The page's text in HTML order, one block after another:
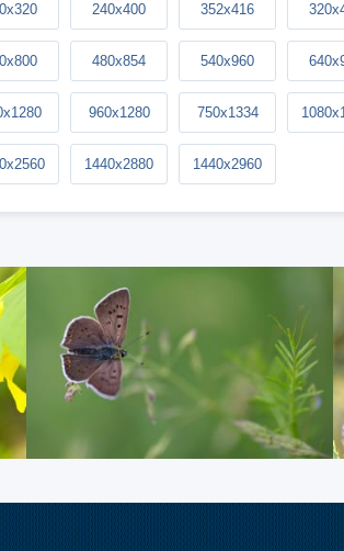
240x400 352x416
480x854 540x960
960x1280 750x1334
1440x2880 1440x2960